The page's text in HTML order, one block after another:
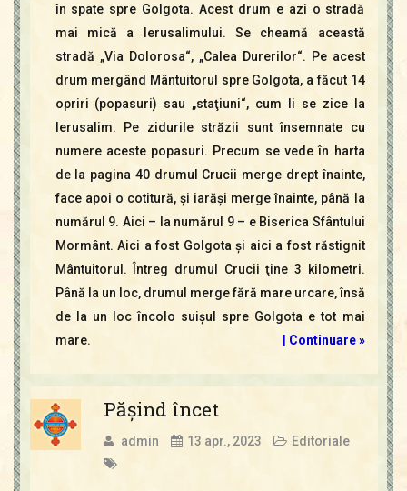
în spate spre Golgota. Acest drum e azi o stradă
mai mică a Ierusalimului. Se cheamă această
stradă „Via Dolorosa“, „Calea Durerilor“. Pe acest
drum mergând Mântuitorul spre Golgota, a făcut 14
opriri (popasuri) sau „staţiuni“, cum li se zice la
Ierusalim. Pe zidurile străzii sunt însemnate cu
numere aceste popasuri. Precum se vede în harta
de la pagina 40 drumul Crucii merge drept înainte,
face apoi o cotitură, şi iarăşi merge înainte, până la
numărul 9. Aici – la numărul 9 – e Biserica Sfântului
Mormânt. Aici a fost Golgota şi aici a fost răstignit
Mântuitorul. Întreg drumul Crucii ţine 3 kilometri.
Până la un loc, drumul merge fără mare urcare, însă
de la un loc încolo suişul spre Golgota e tot mai
mare.
| Continuare »
Păşind încet
admin 13 apr., 2023 Editoriale